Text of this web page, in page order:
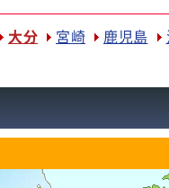
大分 宮崎 鹿児島